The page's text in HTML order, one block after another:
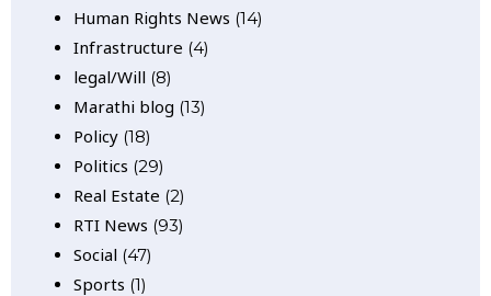
Human Rights News (14)
Infrastructure (4)
legal/Will (8)
Marathi blog (13)
Policy (18)
Politics (29)
Real Estate (2)
RTI News (93)
Social (47)
Sports (1)